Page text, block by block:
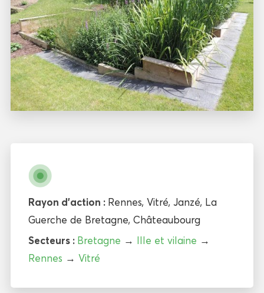
Rayon d'action : Rennes, Vitré, Janzé, La
Guerche de Bretagne, Châteaubourg
Secteurs : Bretagne → Ille et vilaine →
Rennes → Vitré